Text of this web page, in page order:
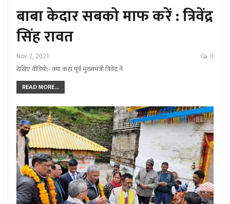
बाबा केदार सबको माफ करें : त्रिवेंद्र
सिंह रावत
Nov 2, 2021 0
देखिए वीडियो:- क्या कहा पूर्व मुख्यमंत्री त्रिवेंद्र ने
READ MORE...